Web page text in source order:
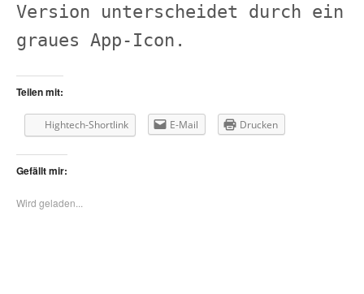
Version unterscheidet durch ein
graues App-Icon.
Teilen mit:
Hightech-Shortlink E-Mail Drucken
Gefällt mir:
Wird geladen...